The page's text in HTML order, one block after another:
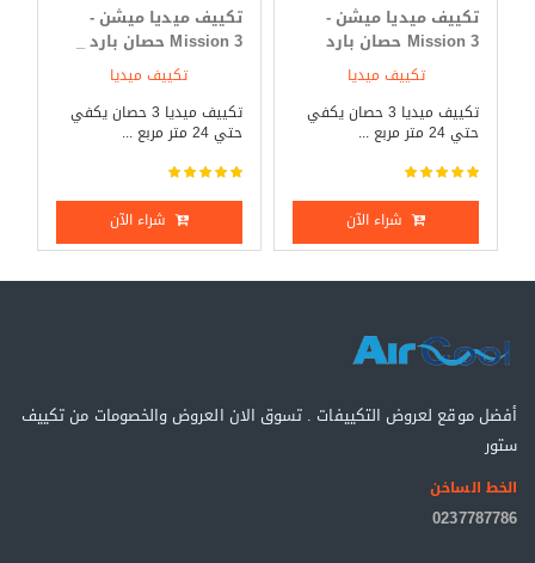
تكييف ميديا ميشن -
Mission 3 حصان بارد
تكييف ميديا
تكييف ميديا 3 حصان يكفي
حتي 24 متر مربع ...
شراء الآن
تكييف ميديا ميشن -
Mission 3 حصان بارد _
تكييف ميديا
تكييف ميديا 3 حصان يكفي
حتي 24 متر مربع ...
شراء الآن
أفضل موقع لعروض التكييفات . تسوق الان العروض والخصومات من تكييف
ستور
الخط الساخن
0237787786